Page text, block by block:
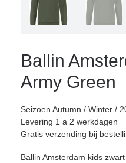
Ballin
Army Green
Seizoen Autumn / Winter /
Levering 1 a 2 werkdagen
Gratis verzending bij
Ballin Amsterdam kids